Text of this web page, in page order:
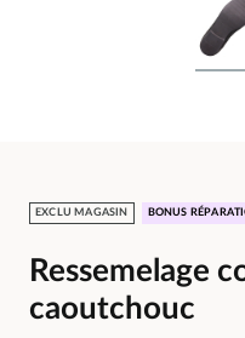
EXCLU MAGASIN BONUS
Ressemelage
caoutchouc